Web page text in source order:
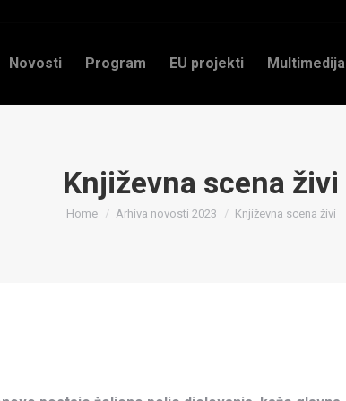
Novosti Program EU projekti Multimedija
Književna scena živi
You are here:
Home Arhiva novosti 2023 Književna scena živi